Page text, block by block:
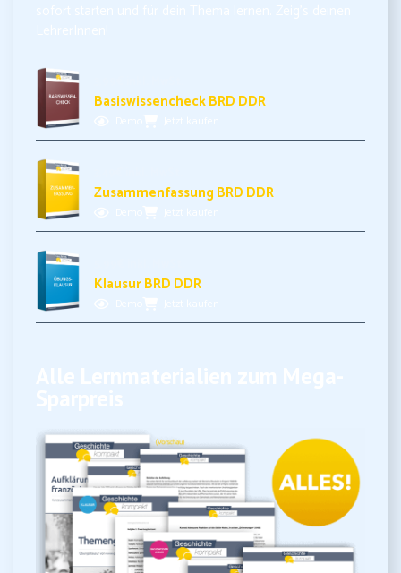
Basiswissencheck BRD DDR
Zusammenfassung BRD DDR
Klausur BRD DDR